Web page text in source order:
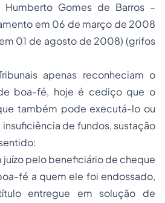
Humberto Gomes de Barros –
em 06 de março de 2008
01 de agosto de 2008) (grifos
apenas reconheciam o
boa-fé, hoje é cediço que o
também pode executá-lo ou
de fundos, sustação
juízo pelo beneficiário de cheque
fé a quem ele foi endossado,
entregue em solução de